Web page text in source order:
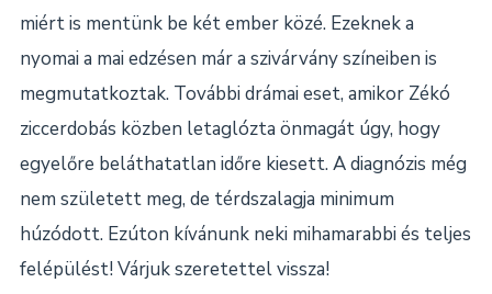
miért is mentünk be két ember közé. Ezeknek a
nyomai a mai edzésen már a szivárvány színeiben is
megmutatkoztak. További drámai eset, amikor Zékó
ziccerdobás közben letaglózta önmagát úgy, hogy
egyelőre beláthatatlan időre kiesett. A diagnózis még
nem született meg, de térdszalagja minimum
húzódott. Ezúton kívánunk neki mihamarabbi és teljes
felépülést! Várjuk szeretettel vissza!